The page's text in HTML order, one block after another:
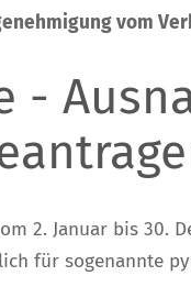
vom
-
2. Januar bis 30.
für sogenannte